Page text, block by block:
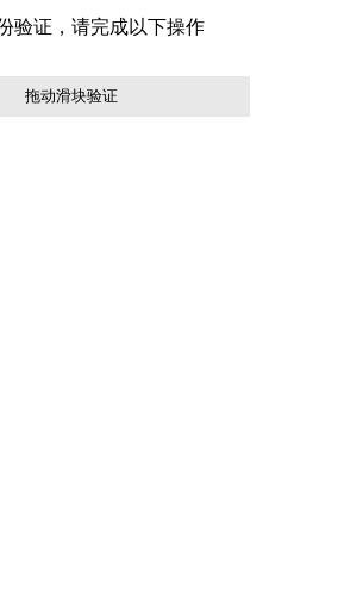
拖动滑块验证